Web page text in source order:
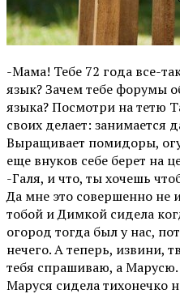
-Мама! Тебе 72 года все-
язык? Зачем тебе форумы
языка? Посмотри на тетю
своих делает: занимается
Выращивает помидоры,
еще внуков себе берет на
-Галя, и что, ты хочешь
Да мне это совершенно не
тобой и Димкой сидела
огород тогда был у нас,
нечего. А теперь, извини,
тебя спрашиваю, а Марусю.
Маруся сидела тихонечко